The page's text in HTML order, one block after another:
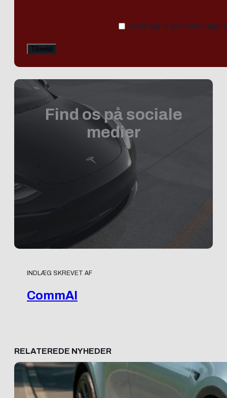
Ja tak, jeg vil gerne modtage
Find os på sociale
medier
INDLÆG SKREVET AF
CommAI
RELATEREDE NYHEDER